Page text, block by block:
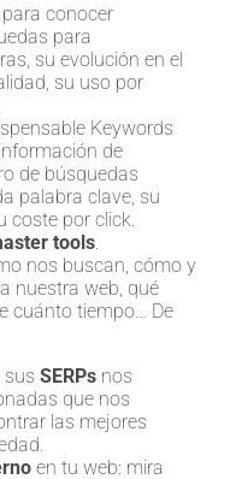
para conocer
para
su evolución en el
su uso por
Keywords
de
de búsquedas
palabra clave, su
coste por click.
tools.
nos buscan, cómo y
nuestra web, qué
cuánto tiempo… De
sus SERPs nos
que nos
las mejores
en tu web: mira